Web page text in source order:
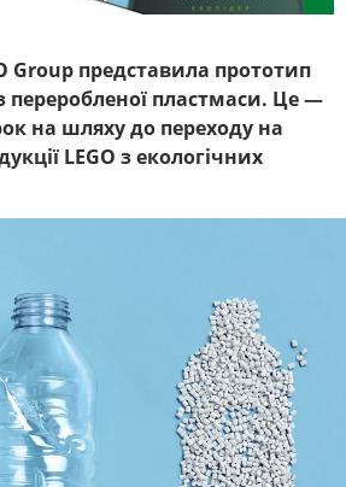
Group представила прототип
переробленої пластмаси. Це —
на шляху до переходу на
LEGO з екологічних